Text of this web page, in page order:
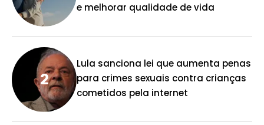
e melhorar qualidade de vida
Lula sanciona lei que aumenta penas
para crimes sexuais contra crianças
cometidos pela internet